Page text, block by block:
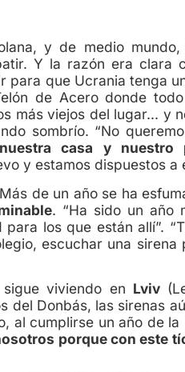
y de medio mundo,
Y la razón era clara
para que Ucrania tenga
de Acero donde
más viejos del lugar… y
sombrío. “No
casa y nuestro
y estamos dispuestos a
de un año se ha
. “Ha sido un año
para los que están allí”.
escuchar una
viviendo en Lviv
del Donbás, las sirenas
al cumplirse un año de
porque con este